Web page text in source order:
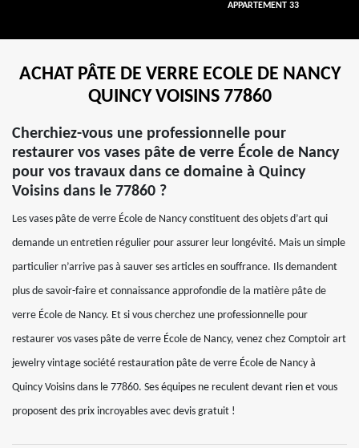
APPARTEMENT 33
ACHAT PÂTE DE VERRE ECOLE DE NANCY
QUINCY VOISINS 77860
Cherchiez-vous une professionnelle pour
restaurer vos vases pâte de verre École de Nancy
pour vos travaux dans ce domaine à Quincy
Voisins dans le 77860 ?
Les vases pâte de verre École de Nancy constituent des objets d’art qui
demande un entretien régulier pour assurer leur longévité. Mais un simple
particulier n’arrive pas à sauver ses articles en souffrance. Ils demandent
plus de savoir-faire et connaissance approfondie de la matière pâte de
verre École de Nancy. Et si vous cherchez une professionnelle pour
restaurer vos vases pâte de verre École de Nancy, venez chez Comptoir art
jewelry vintage société restauration pâte de verre École de Nancy à
Quincy Voisins dans le 77860. Ses équipes ne reculent devant rien et vous
proposent des prix incroyables avec devis gratuit !